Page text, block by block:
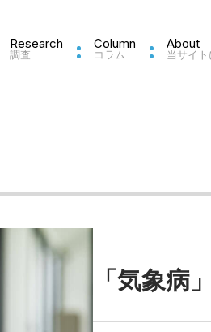
Research
調査
Column
コラム
About
当サイ
「気象病